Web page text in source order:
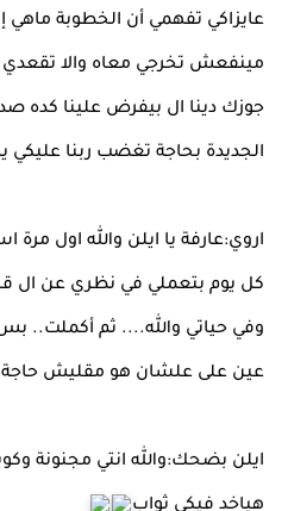
عايزاكي تفهمي أن الخطوبة ماهي
مينفعش تخرجي معاه والا تقعدي
جوزك دينا ال بيفرض علينا كده
الجديدة بحاجة تغضب ربنا عليكي
اروي:عارفة يا ايلن والله اول مرة
كل يوم بتعملي في نظري عن ال
وفي حياتي والله.... ثم أكملت..
عين على علشان هو مقليش حاجة
ايلن بضحك:والله انتي مجنونة
هياخد فيكي ثواب